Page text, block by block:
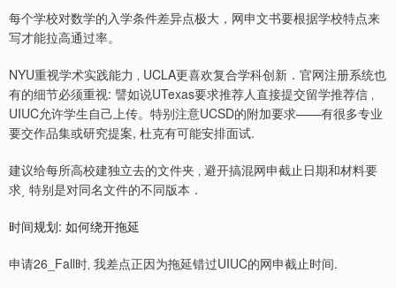
每个学校对数学的入学条件差异点极大，网申文书要根据学校特点来
写才能拉高通过率。
NYU重视学术实践能力 ‚ UCLA更喜欢复合学科创新．官网注册系统也
有的细节必须重视: 譬如说UTexas要求推荐人直接提交留学推荐信 ‚
UIUC允许学生自己上传。特别注意UCSD的附加要求——有很多专业
要交作品集或研究提案, 杜克有可能安排面试.
建议给每所高校建独立去的文件夹 ‚ 避开搞混网申截止日期和材料要
求͵ 特别是对同名文件的不同版本．
时间规划: 如何绕开拖延
申请26_Fall时‚ 我差点正因为拖延错过UIUC的网申截止时间.